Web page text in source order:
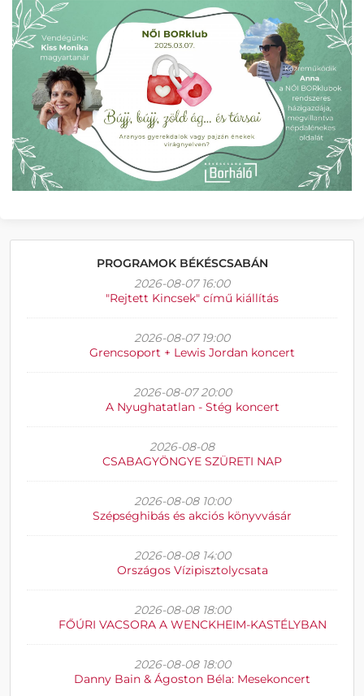
PROGRAMOK BÉKÉSCSABÁN
2026-08-07 16:00
"Rejtett Kincsek" című kiállítás
2026-08-07 19:00
Grencsoport + Lewis Jordan koncert
2026-08-07 20:00
A Nyughatatlan - Stég koncert
2026-08-08
CSABAGYÖNGYE SZÜRETI NAP
2026-08-08 10:00
Szépséghibás és akciós könyvvásár
2026-08-08 14:00
Országos Vízipisztolycsata
2026-08-08 18:00
FŐÚRI VACSORA A WENCKHEIM-KASTÉLYBAN
2026-08-08 18:00
Danny Bain & Ágoston Béla: Mesekoncert